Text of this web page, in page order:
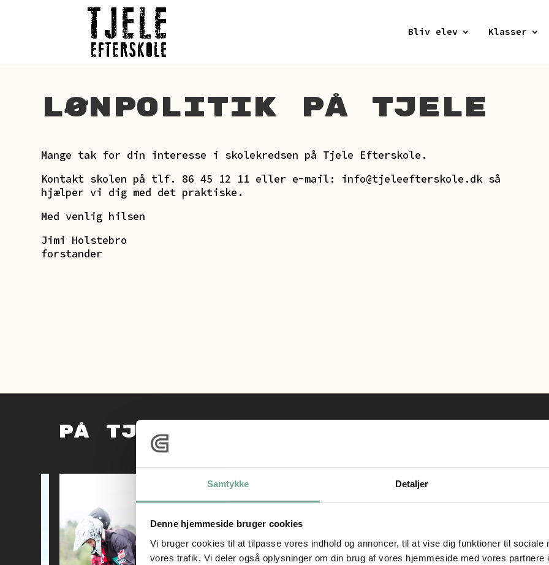
Samtykke Detaljer
Denne hjemmeside bruger cookies
Vi bruger cookies til at tilpasse vores indhold og annoncer, til at vise dig funktioner til sociale
vores trafik. Vi deler også oplysninger om din brug af vores hjemmeside med vores partnere
Bliv elev Klasser
Lønpolitik på Tjele
Mange tak for din interesse i skolekredsen på Tjele Efterskole.
Kontakt skolen på tlf. 86 45 12 11 eller e-mail: info@tjeleefterskole.dk så
hjælper vi dig med det praktiske.
Med venlig hilsen
Jimi Holstebro
forstander
på tjele kan du vælge mellem